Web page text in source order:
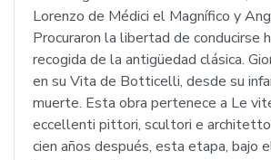
Lorenzo de Médici el Magnífico y
Procuraron la libertad de conducirse
recogida de la antigüedad clásica.
en su Vita de Botticelli, desde su
muerte. Esta obra pertenece a Le
eccellenti pittori, scultori e
cien años después, esta etapa, bajo